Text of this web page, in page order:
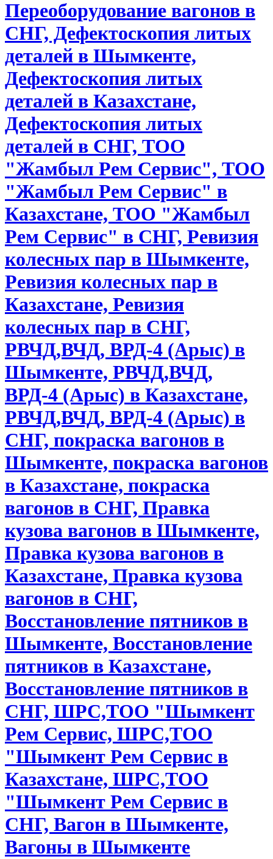
Переоборудование вагонов в
СНГ, Дефектоскопия литых
деталей в Шымкенте,
Дефектоскопия литых
деталей в Казахстане,
Дефектоскопия литых
деталей в СНГ, ТОО
"Жамбыл Рем Сервис", ТОО
"Жамбыл Рем Сервис" в
Казахстане, ТОО "Жамбыл
Рем Сервис" в СНГ, Ревизия
колесных пар в Шымкенте,
Ревизия колесных пар в
Казахстане, Ревизия
колесных пар в СНГ,
РВЧД,ВЧД, ВРД-4 (Арыс) в
Шымкенте, РВЧД,ВЧД,
ВРД-4 (Арыс) в Казахстане,
РВЧД,ВЧД, ВРД-4 (Арыс) в
СНГ, покраска вагонов в
Шымкенте, покраска вагонов
в Казахстане, покраска
вагонов в СНГ, Правка
кузова вагонов в Шымкенте,
Правка кузова вагонов в
Казахстане, Правка кузова
вагонов в СНГ,
Восстановление пятников в
Шымкенте, Восстановление
пятников в Казахстане,
Восстановление пятников в
СНГ, ШРС,ТОО "Шымкент
Рем Сервис, ШРС,ТОО
"Шымкент Рем Сервис в
Казахстане, ШРС,ТОО
"Шымкент Рем Сервис в
СНГ, Вагон в Шымкенте,
Вагоны в Шымкенте